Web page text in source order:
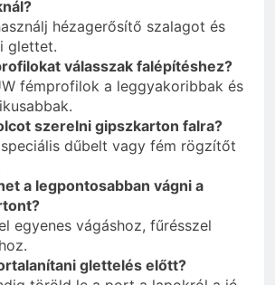
hézagerősítő szalagot és
glettet.
válasszak falépítéshez?
fémprofilok a leggyakoribbak és
szerelni gipszkarton falra?
dűbelt vagy fém rögzítőt
a legpontosabban vágni a
egyenes vágáshoz, fűrésszel
glettelés előtt?